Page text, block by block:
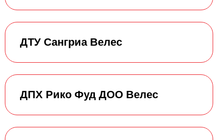
ДТУ Сангриа Велес
ДПХ Рико Фуд ДОО Велес